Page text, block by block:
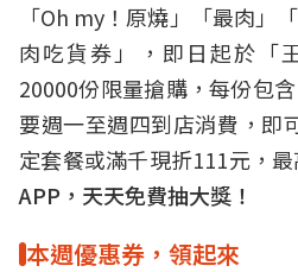
「Oh my！原燒」「最肉」
肉吃貨券」，即日起於「
20000份限量搶購，每份包
要週一至週四到店消費，即
定套餐或滿千現折111元，最
APP，天天免費抽大獎！
本週優惠券，領起來